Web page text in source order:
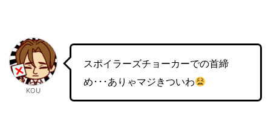
KOU
スポイラーズチョーカーでの首締
め･･･ありゃマジきついわ